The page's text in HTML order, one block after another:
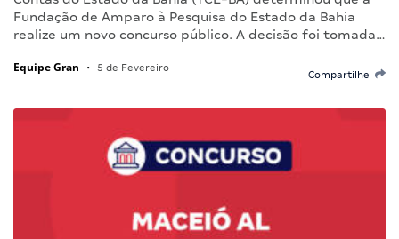
Fundação de Amparo à Pesquisa do Estado da Bahia
realize um novo concurso público. A decisão foi tomada…
Equipe Gran • 5 de Fevereiro
Compartilhe